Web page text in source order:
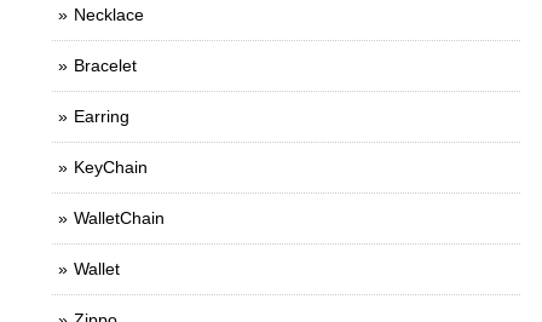
Necklace
Bracelet
Earring
KeyChain
WalletChain
Wallet